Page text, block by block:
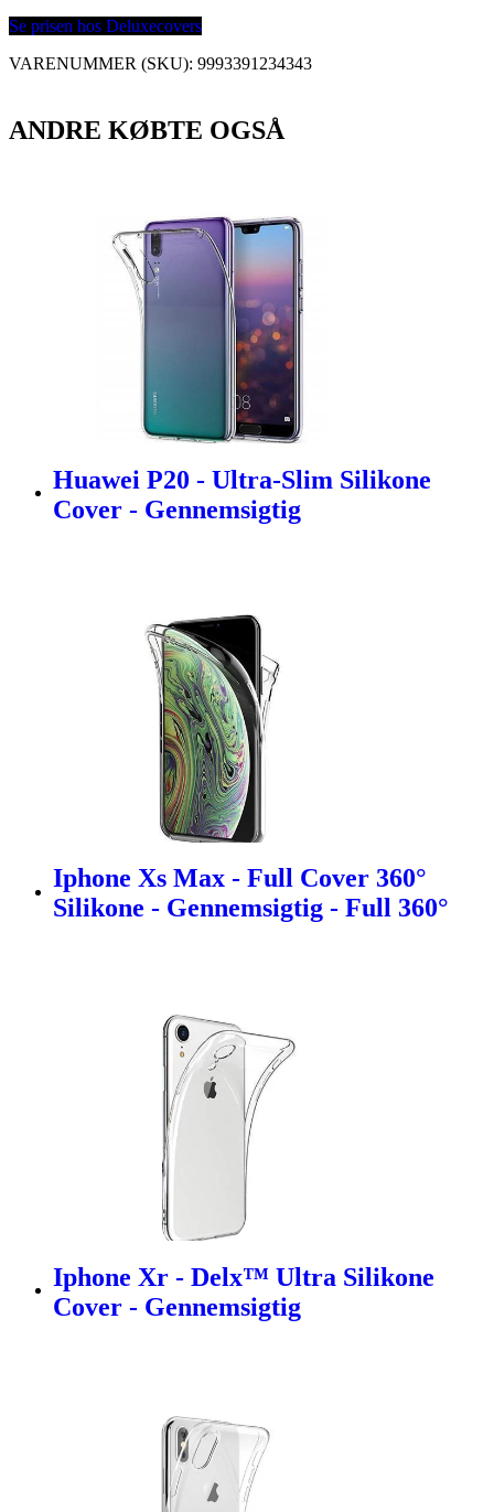
Se prisen hos Deluxecovers
VARENUMMER (SKU): 9993391234343
ANDRE KØBTE OGSÅ
Huawei P20 - Ultra-Slim Silikone
Cover - Gennemsigtig
Iphone Xs Max - Full Cover 360°
Silikone - Gennemsigtig - Full 360°
Iphone Xr - Delx™ Ultra Silikone
Cover - Gennemsigtig